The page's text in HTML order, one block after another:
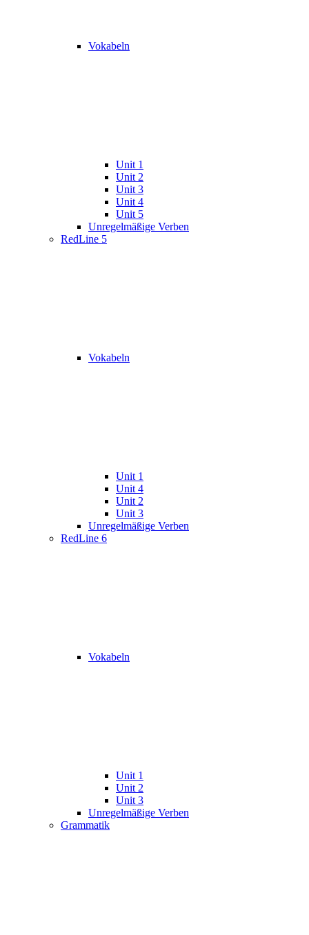
Vokabeln
Unit 1
Unit 2
Unit 3
Unit 4
Unit 5
Unregelmäßige Verben
RedLine 5
Vokabeln
Unit 1
Unit 4
Unit 2
Unit 3
Unregelmäßige Verben
RedLine 6
Vokabeln
Unit 1
Unit 2
Unit 3
Unregelmäßige Verben
Grammatik